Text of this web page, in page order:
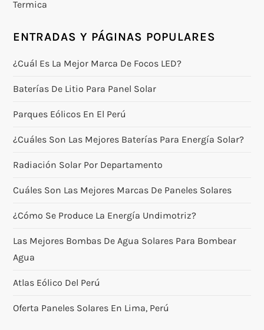
Termica
ENTRADAS Y PÁGINAS POPULARES
¿Cuál Es La Mejor Marca De Focos LED?
Baterías De Litio Para Panel Solar
Parques Eólicos En El Perú
¿Cuáles Son Las Mejores Baterías Para Energía Solar?
Radiación Solar Por Departamento
Cuáles Son Las Mejores Marcas De Paneles Solares
¿Cómo Se Produce La Energía Undimotriz?
Las Mejores Bombas De Agua Solares Para Bombear
Agua
Atlas Eólico Del Perú
Oferta Paneles Solares En Lima, Perú